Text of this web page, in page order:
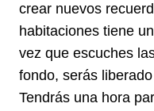
crear nuevos
habitaciones tiene
vez que escuches
fondo, serás
Tendrás una hora